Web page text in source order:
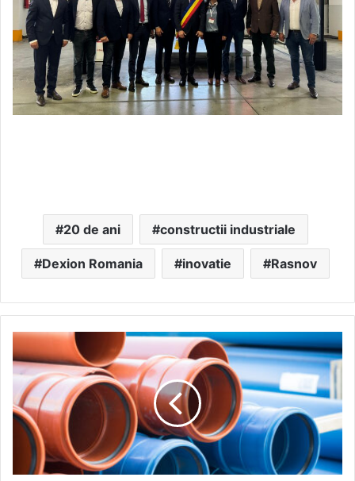
20 de ani constructii industriale
Dexion Romania inovatie Rasnov
Analiza
Victa.ro:
Cererea
pentru
țevi
din
material
rămâne